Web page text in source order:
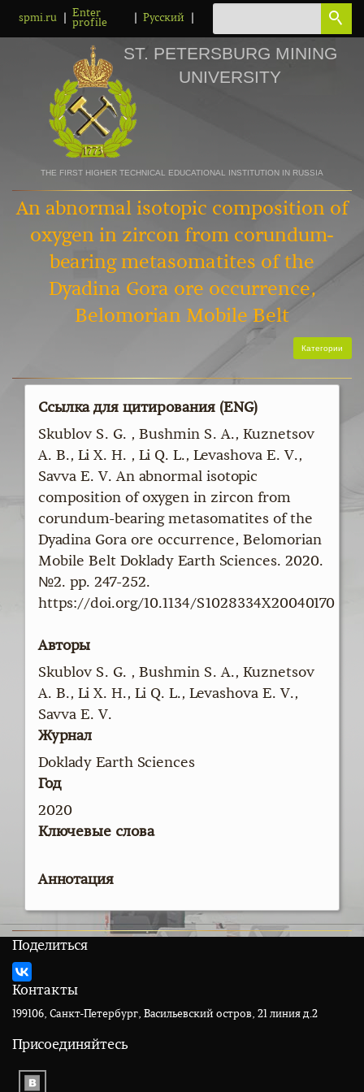
spmi.ru
Enter
profile
Русский
ST. PETERSBURG MINING
UNIVERSITY
THE FIRST HIGHER TECHNICAL EDUCATIONAL INSTITUTION IN RUSSIA
An abnormal isotopic composition of
oxygen in zircon from corundum-
bearing metasomatites of the
Dyadina Gora ore occurrence,
Belomorian Mobile Belt
Категории
Ссылка для цитирования (ENG)
Skublov S. G. , Bushmin S. A., Kuznetsov
A. B., Li X. H. , Li Q. L., Levashova E. V.,
Savva E. V. An abnormal isotopic
composition of oxygen in zircon from
corundum-bearing metasomatites of the
Dyadina Gora ore occurrence, Belomorian
Mobile Belt Doklady Earth Sciences. 2020.
№2. pp. 247-252.
https://doi.org/10.1134/S1028334X20040170
Авторы
Skublov S. G. , Bushmin S. A., Kuznetsov
A. B., Li X. H., Li Q. L., Levashova E. V.,
Savva E. V.
Журнал
Doklady Earth Sciences
Год
2020
Ключевые слова
Аннотация
Поделиться
Контакты
199106, Санкт-Петербург, Васильевский остров, 21 линия д.2
Присоединяйтесь